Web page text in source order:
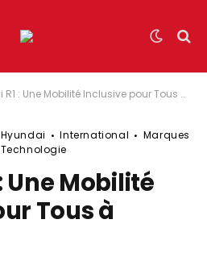
: Une Mobilité Inclusive pour Tous à Dongtan
Hyundai International
Marques
Technologie
Une Mobilité
Tous à